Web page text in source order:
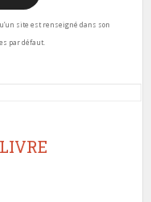
site est renseigné dans son
par défaut.